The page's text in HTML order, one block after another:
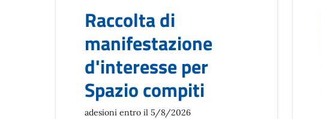
Raccolta di
manifestazione
d'interesse per
Spazio compiti
adesioni entro il 5/8/2026